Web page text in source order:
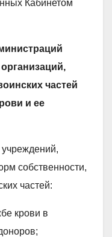
Кабинетом
частей
и ее
собственности,
частей:
крови в